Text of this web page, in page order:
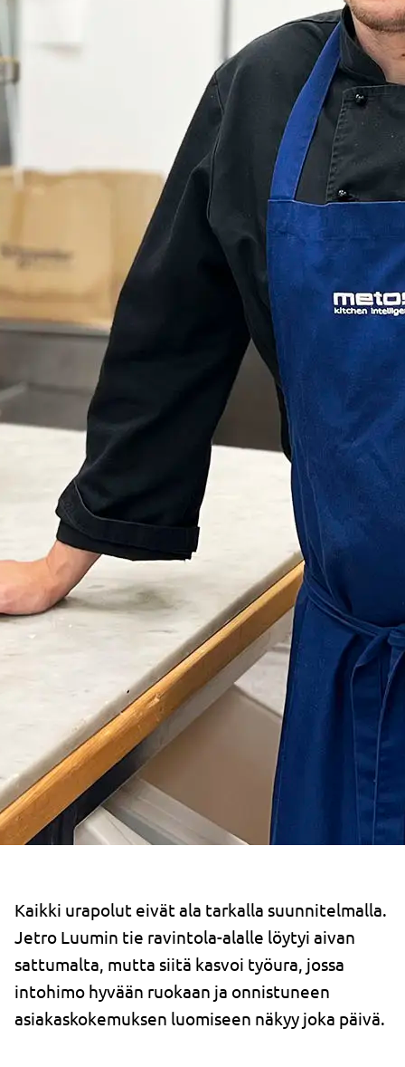
Kaikki urapolut eivät ala tarkalla suunnitelmalla.
Jetro Luumin tie ravintola-alalle löytyi aivan
sattumalta, mutta siitä kasvoi työura, jossa
intohimo hyvään ruokaan ja onnistuneen
asiakaskokemuksen luomiseen näkyy joka päivä.